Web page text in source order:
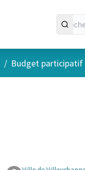
/ Budget participatif